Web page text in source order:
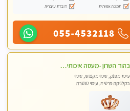
תמונה אמיתית
דוברת עיברית
055-4532118
בהוד השרון -מעסה איכותית למאסז מקצועי ומפנק לכל שרירי הגוף
עיסוי מפנק, עיסוי מקצועי, עיסוי
בקלניקה פרטית, עיסוי טנטרה